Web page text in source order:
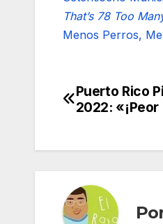
That’s 78 Too
Menos Perros,
entradas
Puerto Rico
2022: